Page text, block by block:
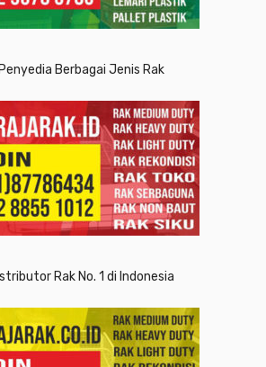
Berbagai Jenis Rak
Rak No. 1 di Indonesia